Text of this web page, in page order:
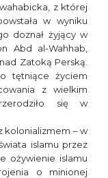
z której
w wyniku
doznał żyjący w
Abd al-Wahhab,
Zatoką Perską.
tętniące życiem
z wielkim
się w
kolonializmem – w
islamu przez
ożywienie islamu
o minionej